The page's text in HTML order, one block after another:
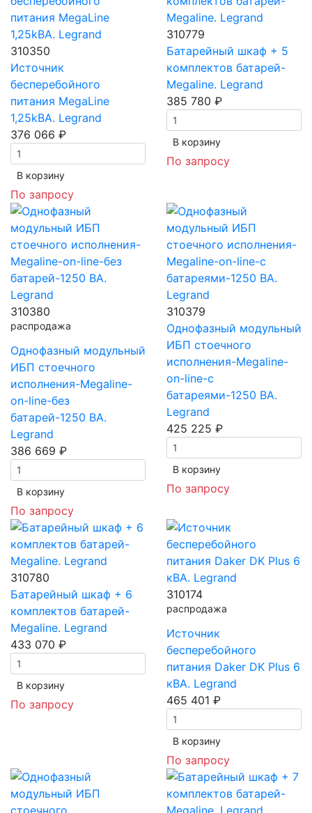
310350
Источник
бесперебойного
питания MegaLine
1,25kВА. Legrand
376 066 ₽
В корзинy
По запросу
310779
Батарейный шкаф + 5
комплектов батарей-
Megaline. Legrand
385 780 ₽
В корзинy
По запросу
310380
распродажа
Однофазный модульный
ИБП стоечного
исполнения-Megaline-
on-line-без
батарей-1250 ВА.
Legrand
386 669 ₽
В корзинy
По запросу
310379
Однофазный модульный
ИБП стоечного
исполнения-Megaline-
on-line-с
батареями-1250 ВА.
Legrand
425 225 ₽
В корзинy
По запросу
310780
Батарейный шкаф + 6
комплектов батарей-
Megaline. Legrand
433 070 ₽
В корзинy
По запросу
310174
распродажа
Источник
бесперебойного
питания Daker DK Plus 6
кВА. Legrand
465 401 ₽
В корзинy
По запросу